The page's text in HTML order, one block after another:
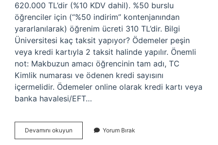
620.000 TL’dir (%10 KDV dahil). %50 burslu
öğrenciler için (“%50 indirim” kontenjanından
yararlanılarak) öğrenim ücreti 310 TL’dir. Bilgi
Üniversitesi kaç taksit yapıyor? Ödemeler peşin
veya kredi kartıyla 2 taksit halinde yapılır. Önemli
not: Makbuzun amacı öğrencinin tam adı, TC
Kimlik numarası ve ödenen kredi sayısını
içermelidir. Ödemeler online olarak kredi kartı veya
banka havalesi/EFT…
Devamını okuyun
Üni
Yorum Bırak